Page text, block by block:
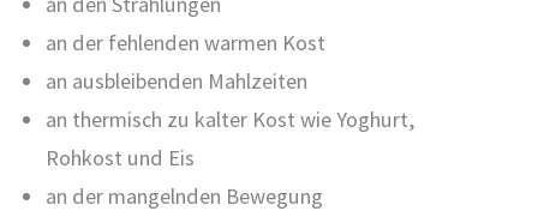
an der fehlenden warmen Kost
an ausbleibenden Mahlzeiten
an thermisch zu kalter Kost wie Yoghurt,
Rohkost und Eis
an der mangelnden Bewegung